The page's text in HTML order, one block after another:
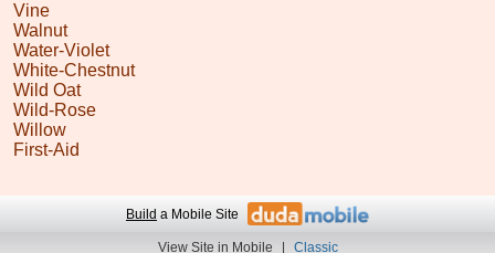
Vine
Walnut
Water-Violet
White-Chestnut
Wild Oat
Wild-Rose
Willow
First-Aid
Build a Mobile Site
View Site in Mobile Classic